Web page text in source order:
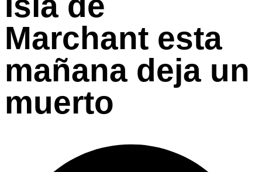
Marchant esta
mañana deja un
muerto